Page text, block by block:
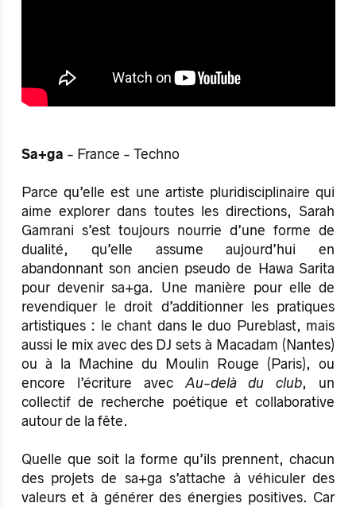
Sa+ga - France - Techno
Parce qu’elle est une artiste pluridisciplinaire qui
aime explorer dans toutes les directions, Sarah
Gamrani s’est toujours nourrie d’une forme de
dualité, qu’elle assume aujourd’hui en
abandonnant son ancien pseudo de Hawa Sarita
pour devenir sa+ga. Une manière pour elle de
revendiquer le droit d’additionner les pratiques
artistiques : le chant dans le duo Pureblast, mais
aussi le mix avec des DJ sets à Macadam (Nantes)
ou à la Machine du Moulin Rouge (Paris), ou
encore l’écriture avecAu-delà du club, un
collectif de recherche poétique et collaborative
autour de la fête.
Quelle que soit la forme qu’ils prennent, chacun
des projets de sa+ga s’attache à véhiculer des
valeurs et à générer des énergies positives. Car